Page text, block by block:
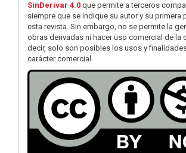
SinDerivar 4.0 que permite a terceros
siempre que se indique su autor y su primera
esta revista. Sin embargo, no se permite la
obras derivadas ni hacer uso comercial de la
decir, solo son posibles los usos y
carácter comercial.